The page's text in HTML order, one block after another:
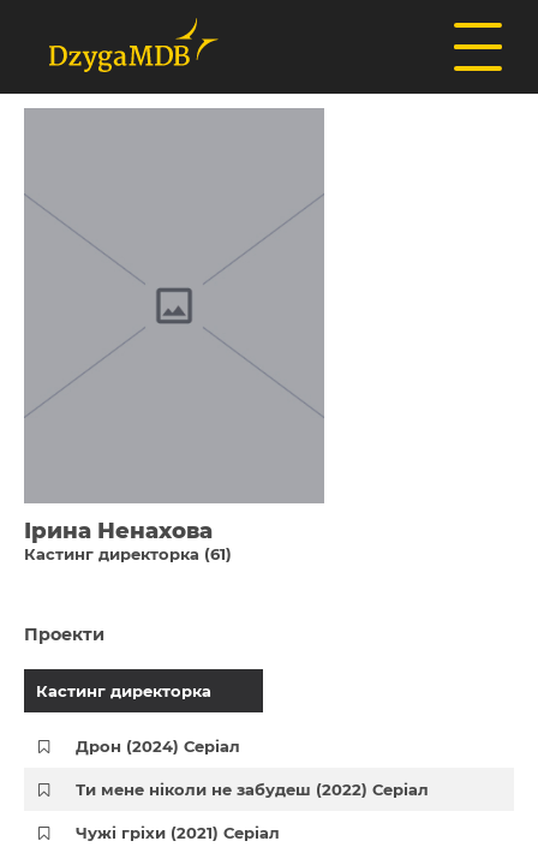
Ірина Ненахова
Кастинг директорка (61)
Проекти
Кастинг директорка
Дрон (2024) Серіал
Ти мене ніколи не забудеш (2022) Серіал
Чужі гріхи (2021) Серіал